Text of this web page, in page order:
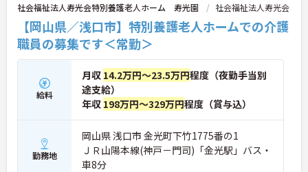
社会福祉法人寿光会特別養護老人ホーム 寿光園 社会福祉法人寿光会
【岡山県／浅口市】特別養護老人ホームでの介護
職員の募集です＜常勤＞
給料
月収 14.2万円～23.5万円程度（夜勤手当別
途支給）
年収 198万円～329万円程度（賞与込）
勤務地
岡山県 浅口市 金光町下竹1775番の1
ＪＲ山陽本線(神戸－門司)「金光駅」バス・
車8分